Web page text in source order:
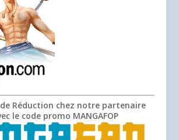
de Réduction chez notre partenaire
le code promo MANGAFOP